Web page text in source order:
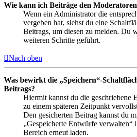
Wie kann ich Beiträge den
Wenn ein Administrator die
vergeben hat, siehst du eine
Beitrags, um diesen zu melden. Du
weiteren Schritte geführt.
Nach oben
Was bewirkt die „Speichern“-
Beitrags?
Hiermit kannst du die geschriebene
zu einem späteren Zeitpunkt
Den gesicherten Beitrag kannst du
„Gespeicherte Entwürfe verwalten“
Bereich erneut laden.